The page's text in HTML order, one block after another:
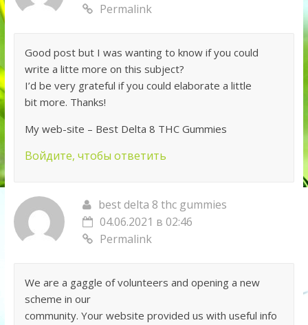
Permalink
Good post but I was wanting to know if you could
write a litte more on this subject?
I’d be very grateful if you could elaborate a little
bit more. Thanks!
My web-site – Best Delta 8 THC Gummies
Войдите, чтобы ответить
best delta 8 thc gummies
04.06.2021 в 02:46
Permalink
We are a gaggle of volunteers and opening a new
scheme in our
community. Your website provided us with useful info